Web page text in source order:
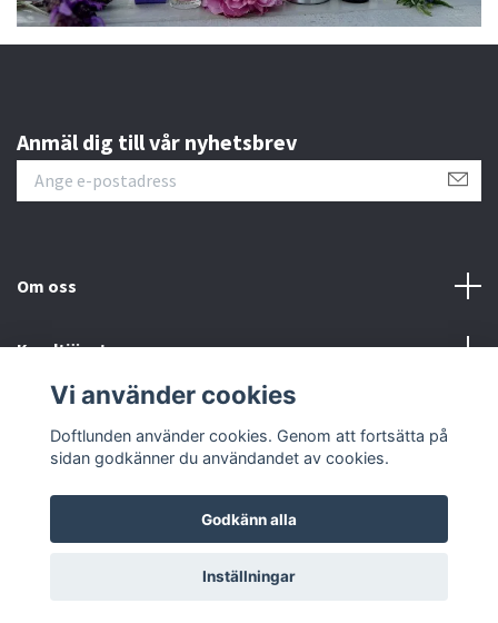
Anmäl dig till vår nyhetsbrev
Om oss
Kundtjänst
Sociala medier
© 2026 Doftlunden
Vi använder cookies
Doftlunden använder cookies. Genom att fortsätta på
sidan godkänner du användandet av cookies.
Godkänn alla
Inställningar